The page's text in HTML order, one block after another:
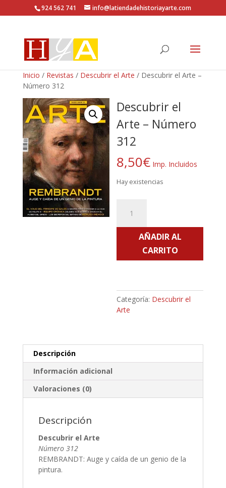
924 562 741 info@latiendadehistoriayarte.com
Inicio / Revistas / Descubrir el Arte / Descubrir el Arte –
Número 312
Descubrir el
Arte – Número
312
8,50€ Imp. Incluidos
Hay existencias
Arte
Número
AÑADIR AL
CARRITO
Categoría: Descubrir el
Arte
Descripción
Información adicional
Valoraciones (0)
Descripción
Descubrir el Arte
Número 312
REMBRANDT: Auge y caída de un genio de la
pintura.